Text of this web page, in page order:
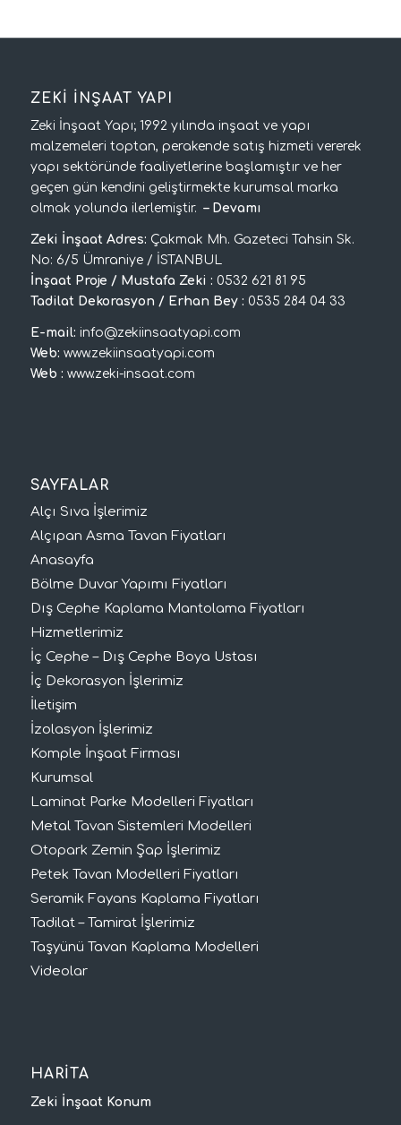
ZEKİ İNŞAAT YAPI
Zeki İnşaat Yapı; 1992 yılında inşaat ve yapı
malzemeleri toptan, perakende satış hizmeti vererek
yapı sektöründe faaliyetlerine başlamıştır ve her
geçen gün kendini geliştirmekte kurumsal marka
olmak yolunda ilerlemiştir.– Devamı
Zeki İnşaat Adres: Çakmak Mh. Gazeteci Tahsin Sk.
No: 6/5 Ümraniye / İSTANBUL
İnşaat Proje / Mustafa Zeki : 0532 621 81 95
Tadilat Dekorasyon / Erhan Bey : 0535 284 04 33
E-mail: info@zekiinsaatyapi.com
Web: www.zekiinsaatyapi.com
Web : www.zeki-insaat.com
SAYFALAR
Alçı Sıva İşlerimiz
Alçıpan Asma Tavan Fiyatları
Anasayfa
Bölme Duvar Yapımı Fiyatları
Dış Cephe Kaplama Mantolama Fiyatları
Hizmetlerimiz
İç Cephe – Dış Cephe Boya Ustası
İç Dekorasyon İşlerimiz
İletişim
İzolasyon İşlerimiz
Komple İnşaat Firması
Kurumsal
Laminat Parke Modelleri Fiyatları
Metal Tavan Sistemleri Modelleri
Otopark Zemin Şap İşlerimiz
Petek Tavan Modelleri Fiyatları
Seramik Fayans Kaplama Fiyatları
Tadilat – Tamirat İşlerimiz
Taşyünü Tavan Kaplama Modelleri
Videolar
HARİTA
Zeki İnşaat Konum